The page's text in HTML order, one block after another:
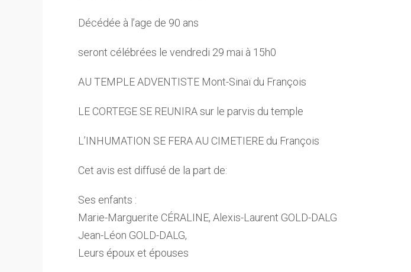
Décédée à l’age de 90 ans
seront célébrées le vendredi 29 mai à 15h0
AU TEMPLE ADVENTISTE Mont-Sinaï du François
LE CORTEGE SE REUNIRA sur le parvis du temple
L’INHUMATION SE FERA AU CIMETIERE du François
Cet avis est diffusé de la part de:
Ses enfants :
Marie-Marguerite CÉRALINE, Alexis-Laurent GOLD-DALG
Jean-Léon GOLD-DALG,
Leurs époux et épouses